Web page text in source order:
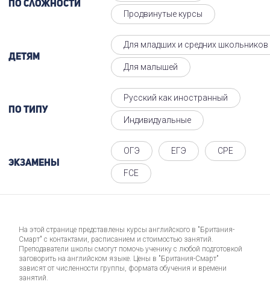
На этой странице представлены курсы английского в "Британия-
Смарт" с контактами, расписанием и стоимостью занятий.
Преподаватели школы смогут помочь ученику с любой подготовкой
заговорить на английском языке. Цены в "Британия-Смарт"
зависят от численности группы, формата обучения и времени
занятий.
По сложности
Продвинутые курсы
Детям
Для младших и средних школьников
Для малышей
По типу
Русский как иностранный
Индивидуальные
Экзамены
ОГЭ ЕГЭ CPE
FCE